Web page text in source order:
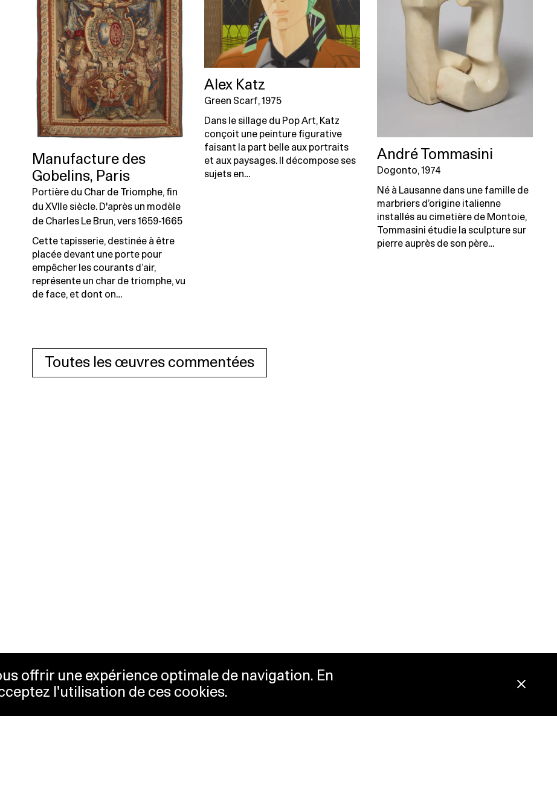
offrir une expérience optimale de navigation. En
l'utilisation de ces cookies.
Manufacture des
Gobelins, Paris
Portière du Char de Triomphe, fin
du XVIIe siècle. D'après un modèle
de Charles Le Brun, vers 1659-1665
Cette tapisserie, destinée à être
placée devant une porte pour
empêcher les courants d’air,
représente un char de triomphe, vu
de face, et dont on…
Alex Katz
Green Scarf, 1975
Dans le sillage du Pop Art, Katz
conçoit une peinture figurative
faisant la part belle aux portraits
et aux paysages. Il décompose ses
sujets en…
André Tommasini
Dogonto, 1974
Né à Lausanne dans une famille de
marbriers d’origine italienne
installés au cimetière de Montoie,
Tommasini étudie la sculpture sur
pierre auprès de son père…
Toutes les œuvres commentées